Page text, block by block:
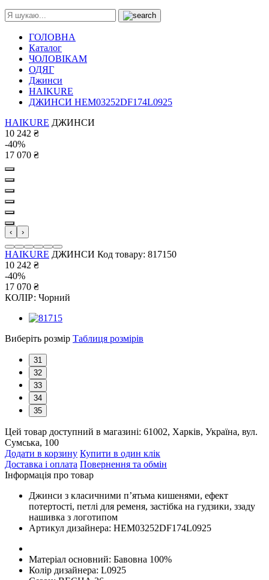
ГОЛОВНА
Каталог
ЧОЛОВІКАМ
ОДЯГ
Джинси
HAIKURE
ДЖИНСИ HEM03252DF174L0925
HAIKURE ДЖИНСИ
10 242 ₴
-40%
17 070 ₴
‹ ›
HAIKURE ДЖИНСИ Код товару: 817150
10 242 ₴
-40%
17 070 ₴
КОЛІР: Чорний
Виберіть розмір Таблиця розмірів
31
32
33
34
35
Цей товар доступний в магазині: 61002, Харків, Україна, вул.
Сумська, 100
Додати в корзину Купити в один клік
Доставка і оплата Повернення та обмін
Інформація про товар
Джинси з класичними п’ятьма кишенями, ефект
потертості, петлі для ременя, застібка на гудзики, ззаду
нашивка з логотипом
Артикул дизайнера: HEM03252DF174L0925
Матеріал основний: Бавовна 100%
Колір дизайнера: L0925